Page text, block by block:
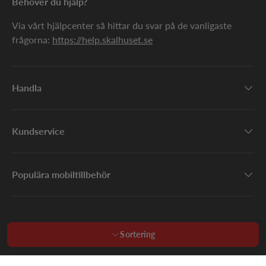
skalen, kan du redan idag plocka upp ett Galaxy S10
typen av fodral är ett så kallat plånboksfodral, som är
perfekt då du slipper ha plånboken med dig och kan
av material, färger och former. Och så fort populära
givetvis hitta dom hos oss.
hörlurar och allt annat du kan tänka dig till Samsung
Och har du någon fråga kring tillgänglighet,
leveranstid, en viss produkt eller allt mellan himmel
och jord, tveka inte att höra av er till vår fantastiska
Via vårt hjälpcenter så hittar du svar på de vanligaste
frågorna: https://help.skalhuset.se
Handla
Kundservice
Populära mobiltillbehör